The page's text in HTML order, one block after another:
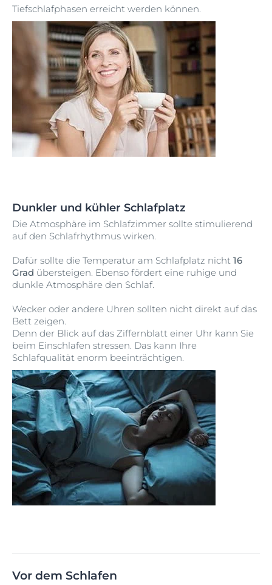
Tiefschlafphasen erreicht werden können.
Dunkler und kühler Schlafplatz
Die Atmosphäre im Schlafzimmer sollte stimulierend
auf den Schlafrhythmus wirken.
Dafür sollte die Temperatur am Schlafplatz nicht 16
Grad übersteigen. Ebenso fördert eine ruhige und
dunkle Atmosphäre den Schlaf.
Wecker oder andere Uhren sollten nicht direkt auf das
Bett zeigen.
Denn der Blick auf das Ziffernblatt einer Uhr kann Sie
beim Einschlafen stressen. Das kann Ihre
Schlafqualität enorm beeinträchtigen.
Vor dem Schlafen